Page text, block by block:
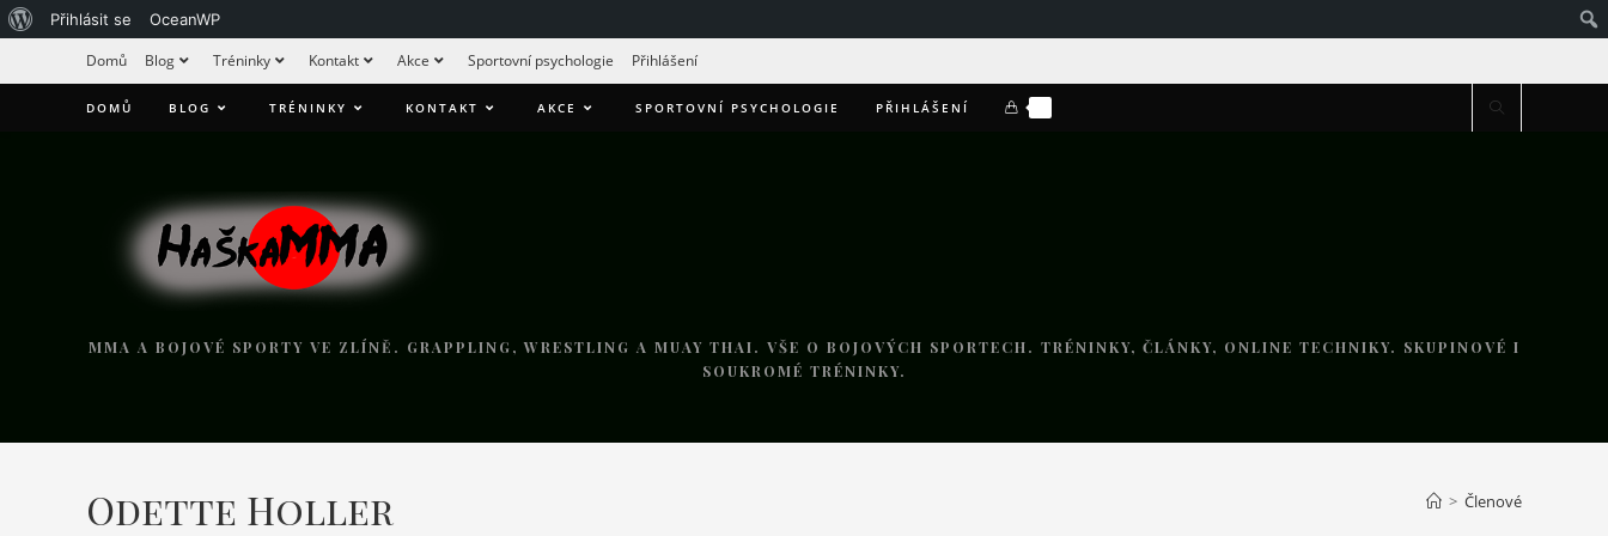
Přihlásit se OceanWP
Domů Blog Tréninky Kontakt Akce Sportovní psychologie Přihlášení
DOMŮ BLOG TRÉNINKY KONTAKT AKCE SPORTOVNÍ PSYCHOLOGIE PŘIHLÁŠENÍ
MMA A BOJOVÉ SPORTY VE ZLÍNĚ. GRAPPLING, WRESTLING A MUAY THAI. VŠE O BOJOVÝCH SPORTECH. TRÉNINKY, ČLÁNKY, ONLINE TECHNIKY. SKUPINOVÉ I
SOUKROMÉ TRÉNINKY.
Odette Holler > Členové